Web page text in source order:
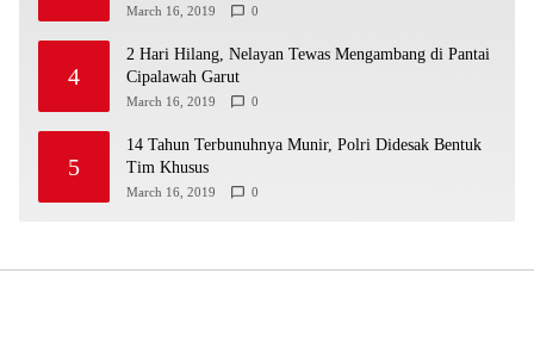
March 16, 2019 0
4
2 Hari Hilang, Nelayan Tewas Mengambang di Pantai
Cipalawah Garut
March 16, 2019 0
5
14 Tahun Terbunuhnya Munir, Polri Didesak Bentuk
Tim Khusus
March 16, 2019 0